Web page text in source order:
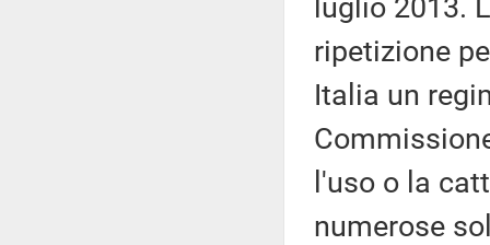
luglio 2013.
ripetizione
Italia un
l'uso o la
numerose